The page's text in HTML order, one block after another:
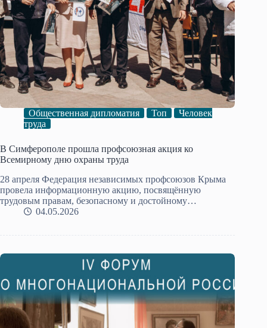
Общественная дипломатия Топ
Человек
труда
В Симферополе прошла профсоюзная акция ко
Всемирному дню охраны труда
28 апреля Федерация независимых профсоюзов Крыма
провела информационную акцию, посвящённую
трудовым правам, безопасному и достойному…
04.05.2026